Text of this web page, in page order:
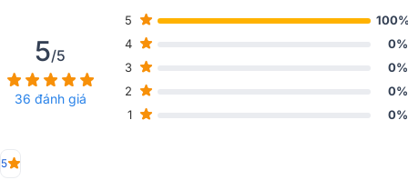
5/5
36 đánh giá
5
4
0%
3
0%
2
0%
1
0%
5